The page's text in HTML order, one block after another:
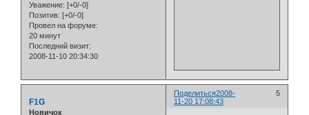
Уважение: [+0/-0]
Позитив: [+0/-0]
Провел на форуме:
20 минут
Последний визит:
2008-11-10 20:34:30
Поделиться 5
2008-
11-20 17:08:43
F1G
Новичок